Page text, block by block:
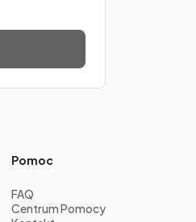
Pomoc
FAQ
Centrum Pomocy